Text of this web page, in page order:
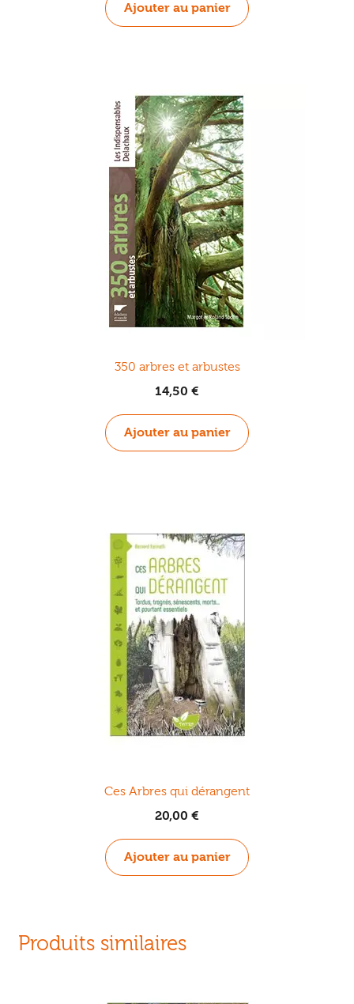
Ajouter au panier
350 arbres et arbustes
14,50 €
Ajouter au panier
Ces Arbres qui dérangent
20,00 €
Ajouter au panier
Produits similaires